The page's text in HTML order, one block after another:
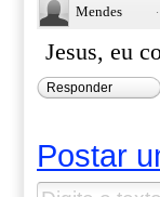
Mendes ·
Jesus, eu
Responder
Postar